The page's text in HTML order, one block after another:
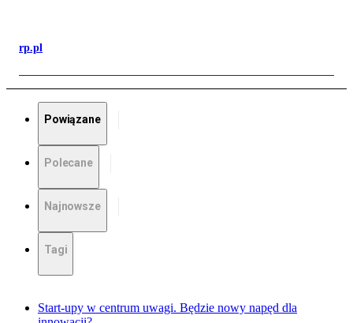
rp.pl
Powiązane
Polecane
Najnowsze
Tagi
Start-upy w centrum uwagi. Będzie nowy napęd dla